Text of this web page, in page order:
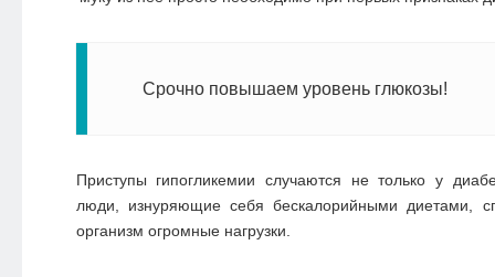
Срочно повышаем уровень глюкозы!
Приступы гипогликемии случаются не только у
люди, изнуряющие себя бескалорийными диетами,
организм огромные нагрузки.